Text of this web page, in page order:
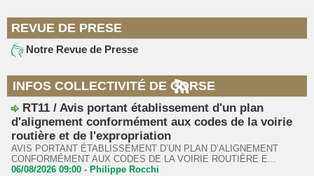
REVUE DE PRESE
Notre Revue de Presse
INFOS COLLECTIVITÉ DE CORSE
RT11 / Avis portant établissement d'un plan
d'alignement conformément aux codes de la voirie
routière et de l'expropriation
AVIS PORTANT ÉTABLISSEMENT D’UN PLAN D’ALIGNEMENT
CONFORMÉMENT AUX CODES DE LA VOIRIE ROUTIÈRE E...
06/08/2026 09:00 - Philippe Rocchi